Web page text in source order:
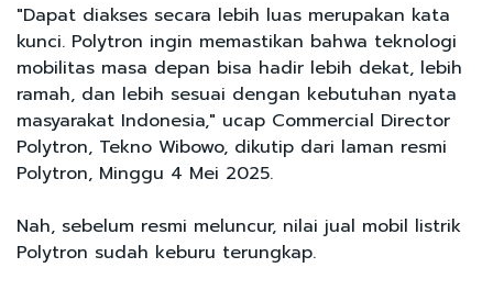
"Dapat diakses secara lebih luas merupakan kata
kunci. Polytron ingin memastikan bahwa teknologi
mobilitas masa depan bisa hadir lebih dekat, lebih
ramah, dan lebih sesuai dengan kebutuhan nyata
masyarakat Indonesia," ucap Commercial Director
Polytron, Tekno Wibowo, dikutip dari laman resmi
Polytron, Minggu 4 Mei 2025.
Nah, sebelum resmi meluncur, nilai jual mobil listrik
Polytron sudah keburu terungkap.